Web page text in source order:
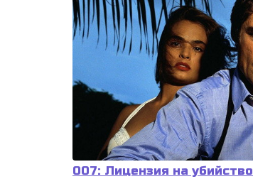
007: Лицензия на убийство